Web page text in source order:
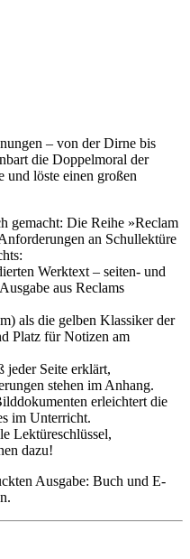
– von der Dirne bis
die Doppelmoral der
und löste einen großen
gemacht: Die Reihe »Reclam
an Schullektüre
Werktext – seiten- und
aus Reclams
als die gelben Klassiker der
Platz für Notizen am
jeder Seite erklärt,
stehen im Anhang.
erleichtert die
im Unterricht.
Lektüreschlüssel,
dazu!
Ausgabe: Buch und E-